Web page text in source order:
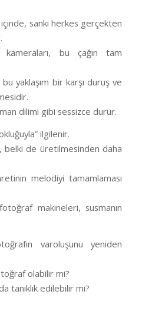
sanki herkes gerçekten
kameraları, bu çağın tam
bu yaklaşım bir karşı duruş ve
dilimi gibi sessizce durur.
ilgilenir.
de üretilmesinden daha
melodiyi tamamlaması
makineleri, susmanın
varoluşunu yeniden
olabilir mi?
tanıklık edilebilir mi?